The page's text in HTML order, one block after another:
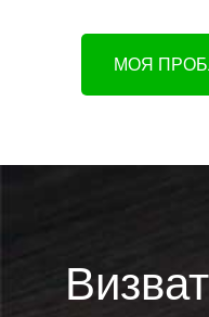
МОЯ